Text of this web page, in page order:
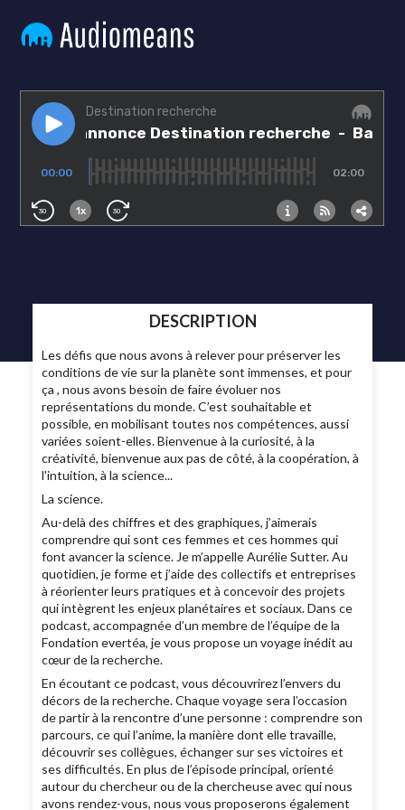
DESCRIPTION
Les défis que nous avons à relever pour préserver les
conditions de vie sur la planète sont immenses, et pour
ça , nous avons besoin de faire évoluer nos
représentations du monde. C’est souhaitable et
possible, en mobilisant toutes nos compétences, aussi
variées soient-elles. Bienvenue à la curiosité, à la
créativité, bienvenue aux pas de côté, à la coopération, à
l'intuition, à la science...
La science.
Au-delà des chiffres et des graphiques, j’aimerais
comprendre qui sont ces femmes et ces hommes qui
font avancer la science. Je m’appelle Aurélie Sutter. Au
quotidien, je forme et j’aide des collectifs et entreprises
à réorienter leurs pratiques et à concevoir des projets
qui intègrent les enjeux planétaires et sociaux. Dans ce
podcast, accompagnée d’un membre de l’équipe de la
Fondation evertéa, je vous propose un voyage inédit au
cœur de la recherche.
En écoutant ce podcast, vous découvrirez l’envers du
décors de la recherche. Chaque voyage sera l’occasion
de partir à la rencontre d’une personne : comprendre son
parcours, ce qui l’anime, la manière dont elle travaille,
découvrir ses collègues, échanger sur ses victoires et
ses difficultés. En plus de l’épisode principal, orienté
autour du chercheur ou de la chercheuse avec qui nous
avons rendez-vous, nous vous proposerons également